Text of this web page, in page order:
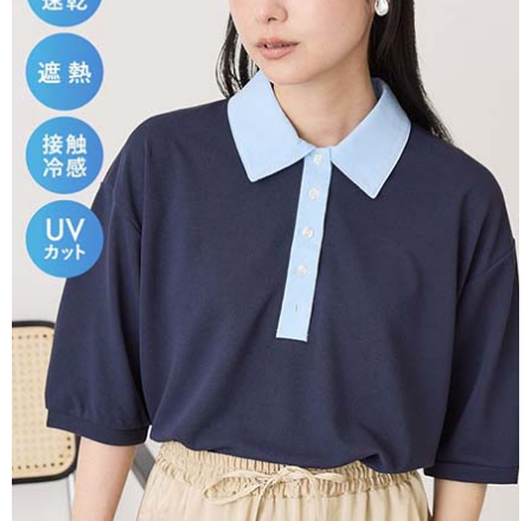
1.分期款項不併入電信帳單，「大哥付你分期」於每月結算日後寄送繳費提
醒簡訊。
2.透過簡訊連結打開帳單後，可選擇「超商條碼／台灣大直營門市／銀行轉
帳／街口支付／iPASS MONEY」等通路繳費。
【注意事項】
1.本服務係由「台灣大哥大股份有限公司」（以下簡稱本公司）所提供，讓
用戶於交易時，得透過本服務購買商品或服務，並由商店將買賣／分期付款
買賣價金債權讓與本公司後，依約使用本公司帳單繳交帳款。
2.基於同意付款使用「大哥付你分期」之契約關係目的，商店將以您的個人
資料（包含姓名、電話或地址）提供予台灣大哥大進項蒐集、處理及利用，
由本公司與您本人進行分期帳單所需資料之確認、核對及更正。
3.完整用戶服務條款，請詳閱以下連結：
https://oppay.tw/userRule
【「AFTEE先享後付」結帳流程】
１．於結帳方式選擇「AFTEE先享後付」後，將跳轉至「AFTEE先享後付」
結帳頁面，進行簡訊認證並確認金額後，即可完成結帳。
２．訂單成立數日內，您將收到繳費通知簡訊。
３．收到繳費通知簡訊後14天內，點擊此簡訊中的連結，可透過四大超商／
ATM／網路銀行／等多元方式進行付款，方視為交易完成。
※ 請注意：結帳手續完成當下不需立刻繳費，但若您需要取消訂單，請聯絡
購買商品的店家。未經商家同意取消之訂單仍視為有效，需透過AFTEE先享
後付繳納相關費用。
※ 交易是否成功請以「AFTEE先享後付 」之結帳頁面顯示為準，若有關於
是否繳費成功／繳費後需取消欲退款等相關疑問，請聯繫「AFTEE先享後付
客戶支援中心」
https://netprotections.freshdesk.com/support/home
【注意事項】
１．透過由恩沛科技股份有限公司提供之「AFTEE先享後付」服務完成之交
易，需依本服務之必要範圍內提供個人資料，並將交易相關給付款項請求債
權轉讓予恩沛科技股份有限公司。
２．關於個人資料處理事宜，請瀏覽以下網址：
https://aftee.tw/terms/#terms3
３．未成年的使用者請事先徵得法定代理人或監護人之同意方可使用
「AFTEE先享後付」，若未經同意申辦者引起之損失，本公司不負相關責
任。
４．使用「AFTEE先享後付」時，將依據個別帳號之用戶狀況，依本公司即
時審查核予不同之上限額度；若仍有額度不足之情形，本公司將視審查結果
每筆NT$60，滿NT$388(含以上)免運費
全家純取貨
每筆NT$60，滿NT$388(含以上)免運費
萊爾富取貨付款
每筆NT$60，滿NT$888(含以上)免運費
萊爾富純取貨
每筆NT$60，滿NT$888(含以上)免運費
7-11取貨付款
每筆NT$60，滿NT$888(含以上)免運費
7-11純取貨
每筆NT$60，滿NT$888(含以上)免運費
每筆NT$90，滿NT$888(含以上)免運費